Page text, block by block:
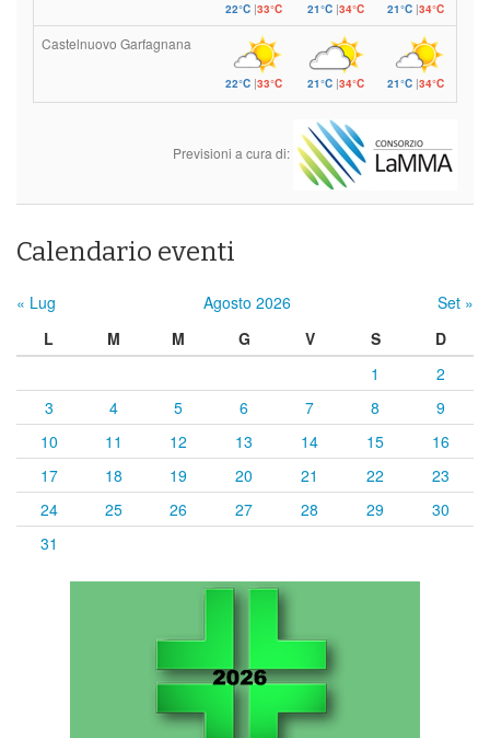
22°C|33°C 21°C|34°C 21°C |34°C
Castelnuovo Garfagnana
22°C|33°C 21°C|34°C 21°C |34°C
Previsioni a cura di:
Calendario eventi
« Lug Agosto 2026
Set »
L
M M G V S
D
1
2
3
4 5 6 7 8
9
10
11 12 13 14 15
16
17
18 19 20 21 22
23
24
25 26 27 28 29
30
31